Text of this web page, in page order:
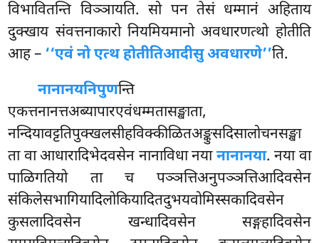
विभावितन्ति विञ्ञायति. सो पन तेसं धम्मानं अहिताय
दुक्खाय संवत्तनाकारो नियमियमानो अवधारणत्थो होतीति
आह – ‘‘एवं नो एत्थ होतीतिआदीसु अवधारणे’’ति.
नानानयनिपुणन्ति
एकत्तनानत्तअब्यापारएवंधम्मतासङ्खाता,
नन्दियावट्टतिपुक्खलसीहविक्कीळितअङ्कुसदिसालोचनसङ्खा
ता वा आधारादिभेदवसेन नानाविधा नयानानानया. नया वा
पाळिगतियो ता च पञ्ञत्तिअनुपञ्ञत्तिआदिवसेन
संकिलेसभागियादिलोकियादितदुभयवोमिस्सकादिवसेन
कुसलादिवसेन खन्धादिवसेन सङ्गहादिवसेन